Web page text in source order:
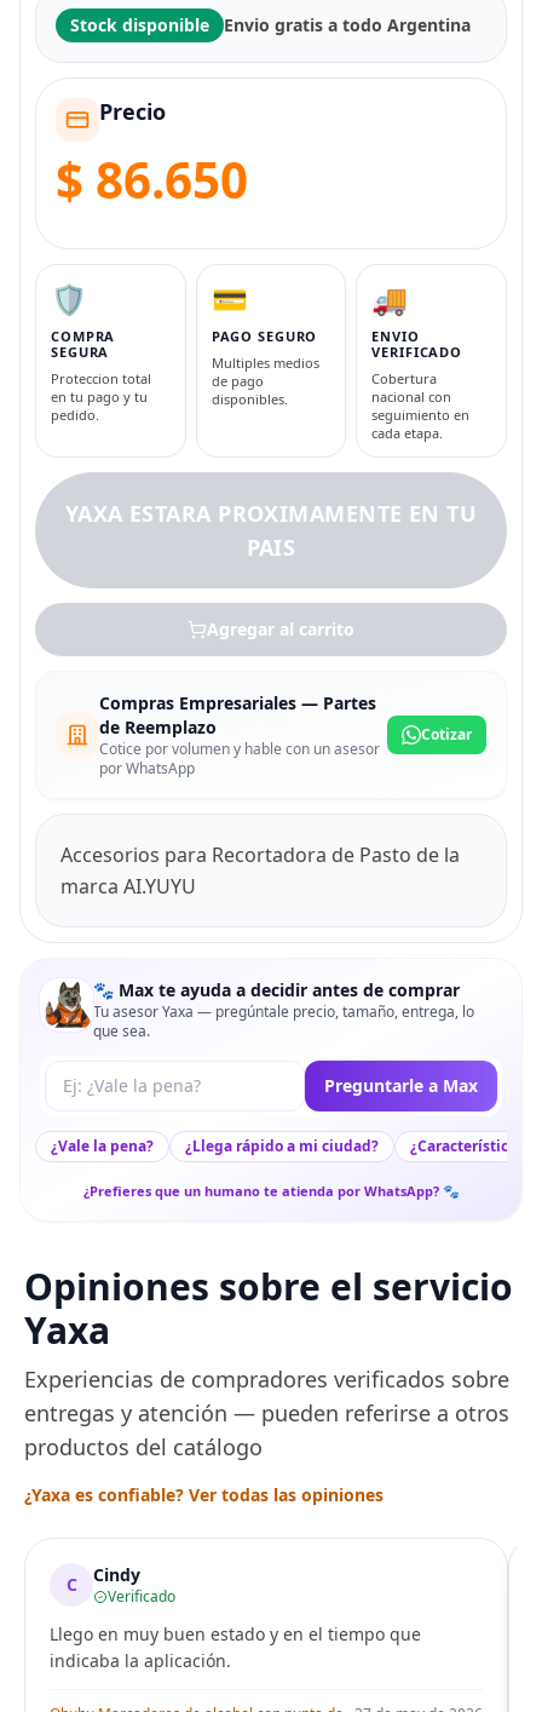
Stock disponible Envio gratis a todo Argentina
Precio
$ 86.650
🛡️
COMPRA
SEGURA
Proteccion total
en tu pago y tu
pedido.
💳
PAGO SEGURO
Multiples medios
de pago
disponibles.
🚚
ENVIO
VERIFICADO
Cobertura
nacional con
seguimiento en
cada etapa.
YAXA ESTARA PROXIMAMENTE EN TU
PAIS
Agregar al carrito
Compras Empresariales — Partes
de Reemplazo
Cotice por volumen y hable con un asesor
por WhatsApp
Cotizar
Accesorios para Recortadora de Pasto de la
marca AI.YUYU
🐾 Max te ayuda a decidir antes de comprar
Tu asesor Yaxa — pregúntale precio, tamaño, entrega, lo
que sea.
Tu pregunta a Max Preguntarle a Max
¿Vale la pena? ¿Llega rápido a mi ciudad? ¿Características
¿Prefieres que un humano te atienda por WhatsApp? 🐾
Opiniones sobre el servicio
Yaxa
Experiencias de compradores verificados sobre
entregas y atención — pueden referirse a otros
productos del catálogo
¿Yaxa es confiable? Ver todas las opiniones
C Cindy
Verificado
Llego en muy buen estado y en el tiempo que
indicaba la aplicación.